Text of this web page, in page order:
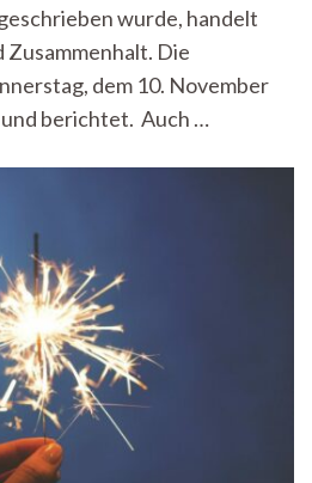
wurde, handelt
Die
dem 10. November
berichtet. Auch …